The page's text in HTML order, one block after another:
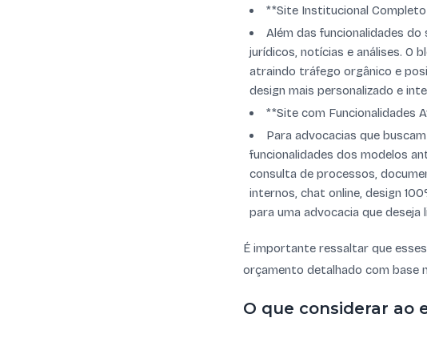
**Site Institucional
Além das funcionalidades
jurídicos, notícias e análises. O
atraindo tráfego orgânico e
design mais personalizado e
**Site com Funcionalidades
Para advocacias que
funcionalidades dos modelos
consulta de processos,
internos, chat online, design
para uma advocacia que
É importante ressaltar que
orçamento detalhado com base
O que considerar ao